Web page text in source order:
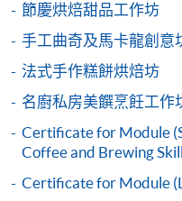
網上支付可通過「繳費
VISA 或 Mastercard、
Pay) 、「支付寶」
節慶烘焙甜品工作坊
手工曲奇及馬卡龍創意
法式手作糕餅烘焙坊
名廚私房美饌烹飪工作
Certificate for Module
Coffee and Brewing
Certificate for Module